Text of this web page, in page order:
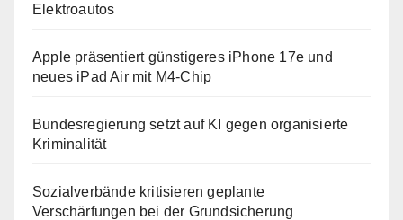
Elektroautos
Apple präsentiert günstigeres iPhone 17e und
neues iPad Air mit M4-Chip
Bundesregierung setzt auf KI gegen organisierte
Kriminalität
Sozialverbände kritisieren geplante
Verschärfungen bei der Grundsicherung